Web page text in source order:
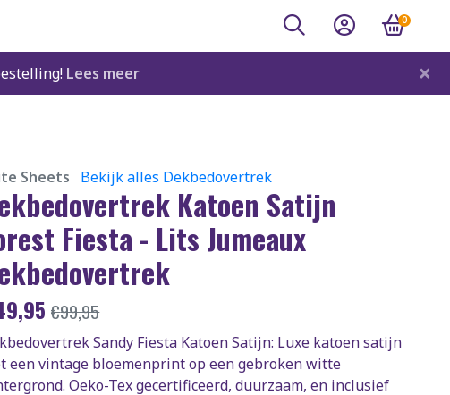
0
Lees meer ×
Sheets Bekijk alles Dekbedovertrek
Katoen Satijn
Fiesta - Lits Jumeaux
€99,95
Sandy Fiesta Katoen Satijn: Luxe katoen satijn
een vintage bloemenprint op een gebroken witte
Oeko-Tex gecertificeerd, duurzaam, en inclusief